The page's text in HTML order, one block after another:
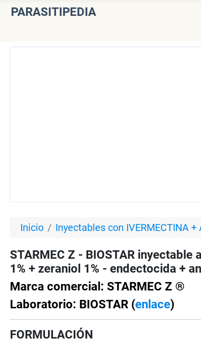
PARASITIPEDIA
Inicio Inyectables con IVERMECTINA +
STARMEC Z - BIOSTAR
1% + zeraniol 1% - endectocida +
Marca comercial: STARMEC Z ®
Laboratorio: BIOSTAR (enlace)
FORMULACIÓN